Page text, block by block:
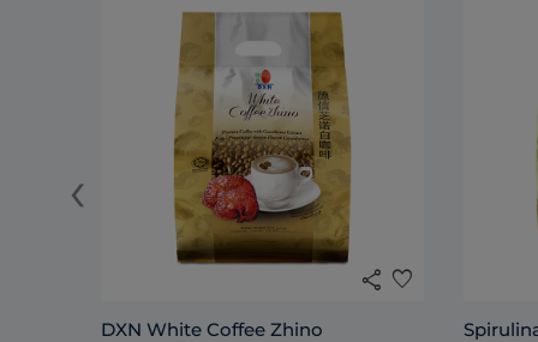
share favorite
DXN White Coffee Zhino
‹